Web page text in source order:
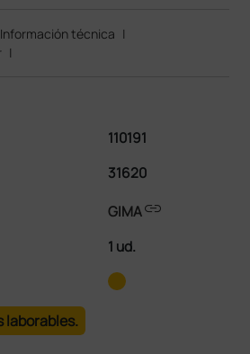
Información técnica |
|
110191
31620
GIMAlink
1 ud.
laborables.